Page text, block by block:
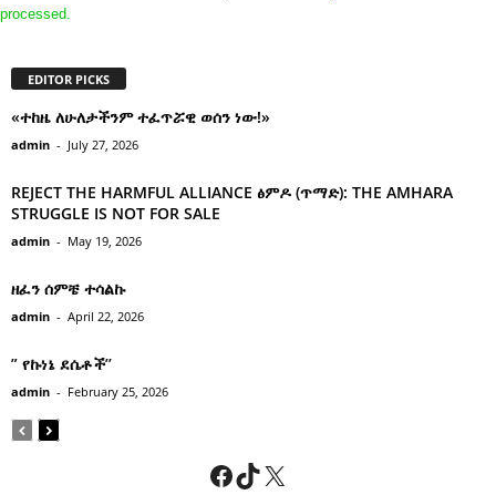
processed.
EDITOR PICKS
«ተከዜ ለሁለታችንም ተፈጥሯዊ ወሰን ነው!»
admin - July 27, 2026
REJECT THE HARMFUL ALLIANCE ፅምዶ (ጥማድ): THE AMHARA
STRUGGLE IS NOT FOR SALE
admin - May 19, 2026
ዘፈን ሰምቼ ተሳልኩ
admin - April 22, 2026
” የኩነኔ ደሴቶች’’
admin - February 25, 2026
Facebook
TikTok
X